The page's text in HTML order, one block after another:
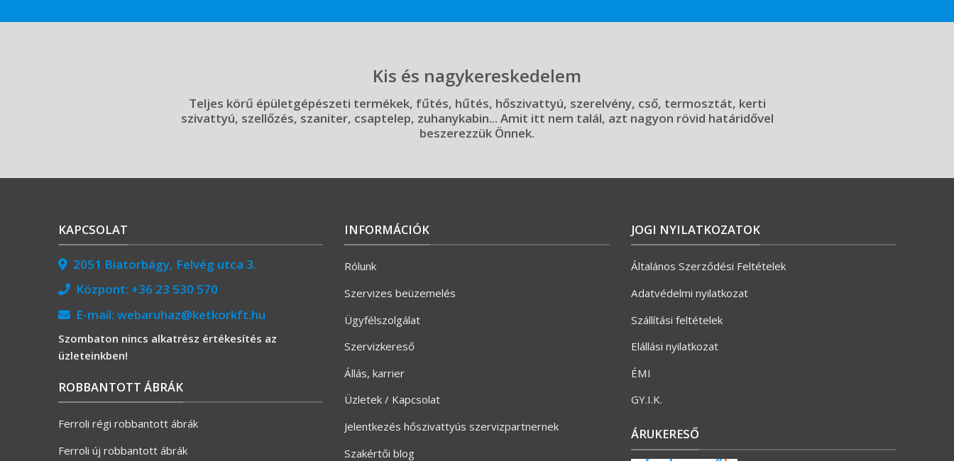
Kis és nagykereskedelem
Teljes körű épületgépészeti termékek, fűtés, hűtés, hőszivattyú, szerelvény, cső, termosztát, kerti
szivattyú, szellőzés, szaniter, csaptelep, zuhanykabin... Amit itt nem talál, azt nagyon rövid határidővel
beszerezzük Önnek.
KAPCSOLAT
2051 Biatorbágy, Felvég utca 3.
Központ: +36 23 530 570
E-mail: webaruhaz@ketkorkft.hu
Szombaton nincs alkatrész értékesítés az
üzleteinkben!
ROBBANTOTT ÁBRÁK
Ferroli régi robbantott ábrák
Ferroli új robbantott ábrák
INFORMÁCIÓK
Rólunk
Szervizes beüzemelés
Ügyfélszolgálat
Szervizkereső
Állás, karrier
Üzletek / Kapcsolat
Jelentkezés hőszivattyús szervizpartnernek
Szakértői blog
JOGI NYILATKOZATOK
Általános Szerződési Feltételek
Adatvédelmi nyilatkozat
Szállítási feltételek
Elállási nyilatkozat
ÉMI
GY.I.K.
ÁRUKERESŐ